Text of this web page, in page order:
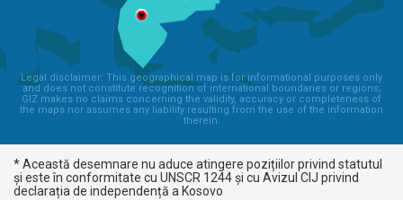
Legal disclaimer: This geographical map is for informational purposes only
and does not constitute recognition of international boundaries or regions;
GIZ makes no claims concerning the validity, accuracy or completeness of
the maps nor assumes any liability resulting from the use of the information
therein.
* Această desemnare nu aduce atingere pozițiilor privind statutul
și este în conformitate cu UNSCR 1244 și cu Avizul CIJ privind
declarația de independență a Kosovo